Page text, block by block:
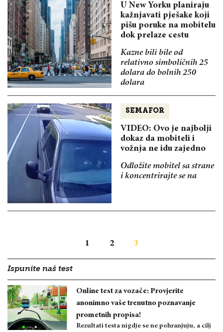
U New Yorku planiraju
kažnjavati pješake koji
pišu poruke na mobitelu
dok prelaze cestu
Kazne bili bile od
relativno simboličnih 25
dolara do bolnih 250
dolara
SEMAFOR
VIDEO: Ovo je najbolji
dokaz da mobiteli i
vožnja ne idu zajedno
Odložite mobitel sa strane
i koncentrirajte se na
1 2 3
Ispunite naš test
Online test za vozače: Provjerite
anonimno vaše trenutno poznavanje
prometnih propisa!
Rezultati testa nigdje se ne pohranjuju, a cilj